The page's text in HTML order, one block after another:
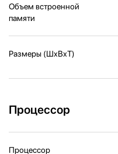
Объем встроенной
памяти
Размеры (ШxВxТ)
Процессор
Процессор